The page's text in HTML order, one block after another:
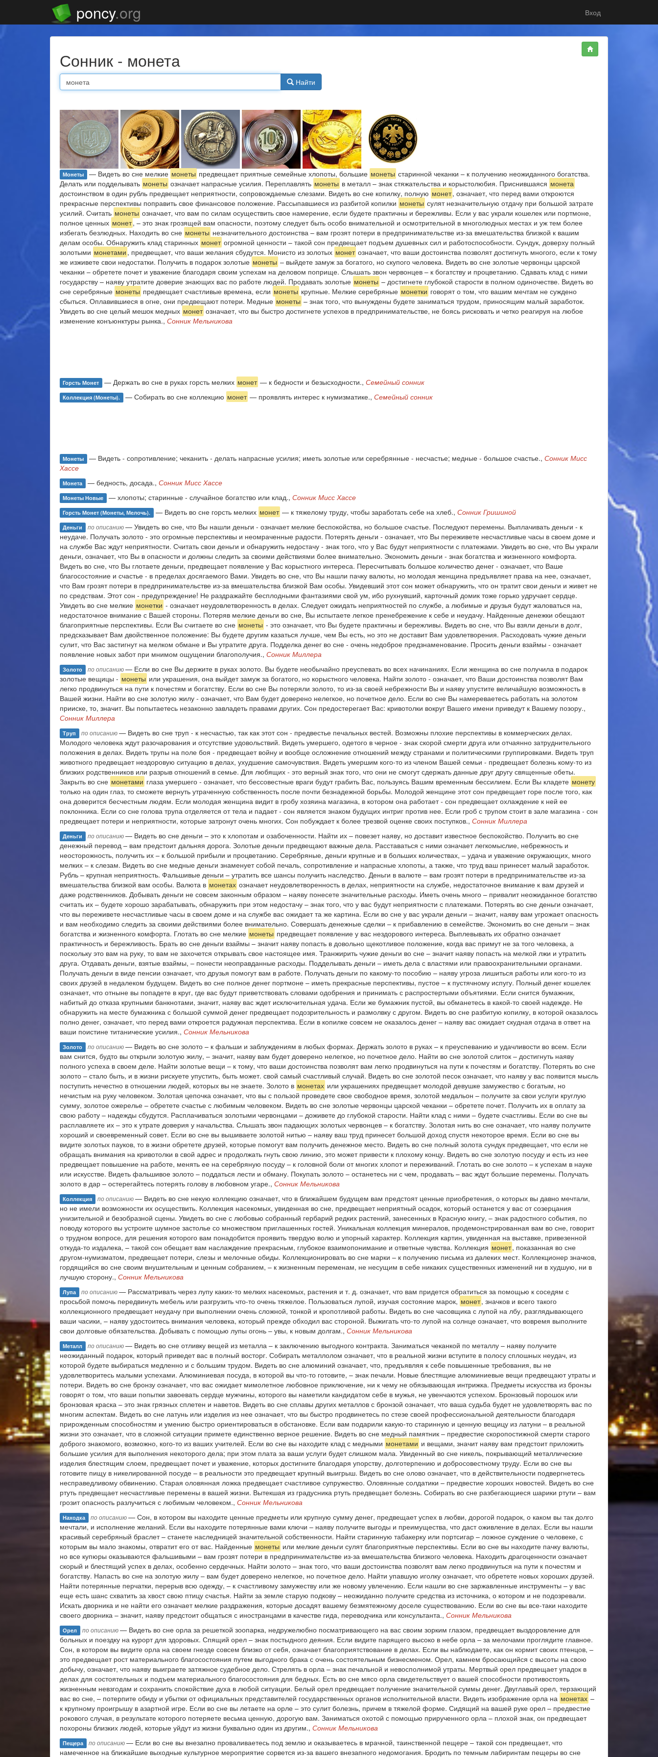
poncy.org Вход
Сонник - монета
Найти
Монеты — Видеть во сне мелкие монеты предвещает приятные семейные хлопоты, большие монеты старинной чеканки – к получению неожиданного богатства.
Делать или подделывать монеты означает напрасные усилия. Переплавлять монеты в металл – знак стяжательства и корыстолюбия. Приснившаяся монета
достоинством в один рубль предвещает неприятности, сопровождаемые слезами. Видеть во сне копилку, полную монет, означает, что перед вами откроются
прекрасные перспективы поправить свое финансовое положение. Рассыпавшиеся из разбитой копилки монеты сулят незначительную отдачу при большой затрате
усилий. Считать монеты означает, что вам по силам осуществить свое намерение, если будете практичны и бережливы. Если у вас украли кошелек или портмоне,
полное ценных монет, – это знак грозящей вам опасности, поэтому следует быть особо внимательной и осмотрительной в многолюдных местах и уж тем более
избегать безлюдных. Находить во сне монеты незначительного достоинства – вам грозят потери в предпринимательстве из-за вмешательства близкой к вашим
делам особы. Обнаружить клад старинных монет огромной ценности – такой сон предвещает подъем душевных сил и работоспособности. Сундук, доверху полный
золотыми монетами , предвещает, что ваши желания сбудутся. Монисто из золотых монет означает, что ваши достоинства позволят достигнуть многого, если к тому
же изживете свои недостатки. Получить в подарок золотые монеты – выйдете замуж за богатого, но скупого человека. Видеть во сне золотые червонцы царской
чеканки – обретете почет и уважение благодаря своим успехам на деловом поприще. Слышать звон червонцев – к богатству и процветанию. Сдавать клад с ними
государству – наяву утратите доверие знающих вас по работе людей. Продавать золотые монеты – достигнете глубокой старости в полном одиночестве. Видеть во
сне серебряные монеты предвещает счастливые времена, если монеты крупные. Мелкие серебряные монетки говорят о том, что вашим мечтам не суждено
сбыться. Оплавившиеся в огне, они предвещают потери. Медные монеты – знак того, что вынуждены будете заниматься трудом, приносящим малый заработок.
Увидеть во сне целый мешок медных монет означает, что вы быстро достигнете успехов в предпринимательстве, не боясь рисковать и четко реагируя на любое
изменение конъюнктуры рынка., Сонник Мельникова
Горсть Монет — Держать во сне в руках горсть мелких монет — к бедности и безысходности., Семейный сонник
Коллекция (монеты). — Собирать во сне коллекцию монет — проявлять интерес к нумизматике., Семейный сонник
Монеты — Видеть - сопротивление; чеканить - делать напрасные усилия; иметь золотые или серебрянные - несчастье; медные - большое счастье., Сонник Мисс
Хассе
Монета — бедность, досада., Сонник Мисс Хассе
Монеты Новые — хлопоты; старинные - случайное богатство или клад., Сонник Мисс Хассе
Горсть Монет (монеты, Мелочь). — Видеть во сне горсть мелких монет — к тяжелому труду, чтобы заработать себе на хлеб., Сонник Гришиной
Деньги по описанию— Увидеть во сне, что Вы нашли деньги - означает мелкие беспокойства, но большое счастье. Последуют перемены. Выплачивать деньги - к
неудаче. Получать золото - это огромные перспективы и неомраченные радости. Потерять деньги - означает, что Вы переживете несчастливые часы в своем доме и
на службе Вас ждут неприятности. Считать свои деньги и обнаружить недостачу - знак того, что у Вас будут неприятности с платежами. Увидеть во сне, что Вы украли
деньги, означает, что Вы в опасности и должны следить за своими действиями более внимательно. Экономить деньги - знак богатства и жизненного комфорта.
Видеть во сне, что Вы глотаете деньги, предвещает появление у Вас корыстного интереса. Пересчитывать большое количество денег - означает, что Ваше
благосостояние и счастье - в пределах досягаемого Вами. Увидеть во сне, что Вы нашли пачку валюты, но молодая женщина предъявляет права на нее, означает,
что Вам грозят потери в предпринимательстве из-за вмешательства близкой Вам особы. Увидевший этот сон может обнаружить, что он тратит свои деньги и живет не
по средствам. Этот сон - предупреждение! Не раздражайте бесплодными фантазиями свой ум, ибо рухнувший, карточный домик тоже горько удручает сердце.
Увидеть во сне мелкие монетки - означает неудовлетворенность в делах. Следует ожидать неприятностей по службе, а любимые и друзья будут жаловаться на,
недостаточное внимание с Вашей стороны. Потеряв мелкие деньги во сне, Вы испытаете легкое пренебрежение к себе и неудачу. Найденные денежки обещают
благоприятные перспективы. Если Вы считаете во сне монеты - это означает, что Вы будете практичны и бережливы. Видеть во сне, что Вы взяли деньги в долг,
предсказывает Вам двойственное положение: Вы будете другим казаться лучше, чем Вы есть, но это не доставит Вам удовлетворения. Расходовать чужие деньги
сулит, что Вас застигнут на мелком обмане и Вы утратите друга. Подделка денег во сне - очень недоброе предзнаменование. Просить деньги взаймы - означает
появление новых забот при мнимом ощущении благополучия., Сонник Миллера
Золото по описанию— Если во сне Вы держите в руках золото. Вы будете необычайно преуспевать во всех начинаниях. Если женщина во сне получила в подарок
золотые вещицы - монеты или украшения, она выйдет замуж за богатого, но корыстного человека. Найти золото - означает, что Ваши достоинства позволят Вам
легко продвинуться на пути к почестям и богатству. Если во сне Вы потеряли золото, то из-за своей небрежности Вы и наяву упустите величайшую возможность в
Вашей жизни. Найти во сне золотую жилу - означает, что Вам будет доверено нелегкое, но почетное дело. Если во сне Вы намереваетесь работать на золотом
прииске, то, значит. Вы попытаетесь незаконно завладеть правами других. Сон предостерегает Вас: кривотолки вокруг Вашего имени приведут к Вашему позору.,
Сонник Миллера
Труп по описанию— Видеть во сне труп - к несчастью, так как этот сон - предвестье печальных вестей. Возможны плохие перспективы в коммерческих делах.
Молодого человека ждут разочарования и отсутствие удовольствий. Видеть умершего, одетого в черное - знак скорой смерти друга или отчаянно затруднительного
положения в делах. Видеть трупы на поле боя - предвещает войну и вообще осложнение отношений между странами и политическими группировками. Видеть труп
животного предвещает нездоровую ситуацию в делах, ухудшение самочувствия. Видеть умершим кого-то из членом Вашей семьи - предвещает болезнь кому-то из
близких родственников или разрыв отношений в семье. Для любящих - это верный знак того, что они не смогут сдержать данные друг другу священные обеты.
Закрыть во сне монетами глаза умершего - означает, что бессовестные враги будут грабить Вас, пользуясь Вашим временным бессилием. Если Вы кладете монету
только на один глаз, то сможете вернуть утраченную собственность после почти безнадежной борьбы. Молодой женщине этот сон предвещает горе после того, как
она доверится бесчестным людям. Если молодая женщина видит в гробу хозяина магазина, в котором она работает - сон предвещает охлаждение к ней ее
поклонника. Если со сне голова трупа отделяется от тела и падает - сон является знаком будущих интриг против нее. Если гроб с трупом стоит в зале магазина - сон
предвещает потери и неприятности, которые затронут очень многих. Сон побуждает к более трезвой оценке своих поступков., Сонник Миллера
Деньги по описанию— Видеть во сне деньги – это к хлопотам и озабоченности. Найти их – повезет наяву, но доставит известное беспокойство. Получить во сне
денежный перевод – вам предстоит дальняя дорога. Золотые деньги предвещают важные дела. Расставаться с ними означает легкомыслие, небрежность и
неосторожность, получить их – к большой прибыли и процветанию. Серебряные, деньги крупные и в больших количествах, – удача и уважение окружающих, много
мелких – к слезам. Видеть во сне медные деньги знаменует собой печаль, сопротивление и напрасные хлопоты, а также, что труд ваш принесет малый заработок.
Рубль – крупная неприятность. Фальшивые деньги – утратить все шансы получить наследство. Деньги в валюте – вам грозят потери в предпринимательстве из-за
вмешательства близкой вам особы. Валюта в монетах означает неудовлетворенность в делах, неприятности на службе, недостаточное внимание к вам друзей и
даже родственников. Добывать деньги не совсем законным образом – наяву понесете значительные расходы. Иметь очень много – привалит неожиданное богатство
считать их – будете хорошо зарабатывать, обнаружить при этом недостачу – знак того, что у вас будут неприятности с платежами. Потерять во сне деньги означает,
что вы переживете несчастливые часы в своем доме и на службе вас ожидает та же картина. Если во сне у вас украли деньги – значит, наяву вам угрожает опасность
и вам необходимо следить за своими действиями более внимательно. Совершать денежные сделки – к прибавлению в семействе. Экономить во сне деньги – знак
богатства и жизненного комфорта. Глотать во сне мелкие монеты предвещает появление у вас нездорового интереса. Выплевывать их обратно означает
практичность и бережливость. Брать во сне деньги взаймы – значит наяву попасть в довольно щекотливое положение, когда вас примут не за того человека, а
поскольку это вам на руку, то вам не захочется открывать свое настоящее имя. Транжирить чужие деньги во сне – значит наяву попасть на мелкой лжи и утратить
друга. Отдавать деньги, взятые взаймы, – понести неоправданные расходы. Подделывать деньги – иметь дела с властями или правоохранительными органами.
Получать деньги в виде пенсии означает, что друзья помогут вам в работе. Получать деньги по какому-то пособию – наяву угроза лишиться работы или кого-то из
своих друзей в недалеком будущем. Видеть во сне полное денег портмоне – иметь прекрасные перспективы, пустое – к пустячному испугу. Полный денег кошелек
означает, что отныне вы попадете в круг, где вас будут приветствовать словами одобрения и принимать с распростертыми объятиями. Если снится бумажник,
набитый до отказа крупными банкнотами, значит, наяву вас ждет исключительная удача. Если же бумажник пустой, вы обманетесь в какой-то своей надежде. Не
обнаружить на месте бумажника с большой суммой денег предвещает подозрительность и размолвку с другом. Видеть во сне разбитую копилку, в которой оказалось
полно денег, означает, что перед вами откроется радужная перспектива. Если в копилке совсем не оказалось денег – наяву вас ожидает скудная отдача в ответ на
ваши поистине титанические усилия., Сонник Мельникова
Золото по описанию— Видеть во сне золото – к фальши и заблуждениям в любых формах. Держать золото в руках – к преуспеванию и удачливости во всем. Если
вам снится, будто вы открыли золотую жилу, – значит, наяву вам будет доверено нелегкое, но почетное дело. Найти во сне золотой слиток – достигнуть наяву
полного успеха в своем деле. Найти золотые вещи – к тому, что ваши достоинства позволят вам легко продвинуться на пути к почестям и богатству. Потерять во сне
золото – стало быть, и в жизни рискуете упустить, быть может. свой самый счастливый случай. Видеть во сне золотой песок означает, что наяву у вас появится мысль
поступить нечестно в отношении людей, которых вы не знаете. Золото в монетах или украшениях предвещает молодой девушке замужество с богатым, но
нечистым на руку человеком. Золотая цепочка означает, что вы с пользой проведете свое свободное время, золотой медальон – получите за свои услуги круглую
сумму, золотое ожерелье – обретете счастье с любимым человеком. Видеть во сне золотые червонцы царской чеканки – обретете почет. Получить их в оплату за
свою работу – надежды сбудутся. Расплачиваться золотыми червонцами – доживете до глубокой старости. Найти клад с ними – будете счастливы. Если во сне вы
расплавляете их – это к утрате доверия у начальства. Слышать звон падающих золотых червонцев – к богатству. Золотая нить во сне означает, что наяву получите
хороший и своевременный совет. Если во сне вы вышиваете золотой нитью – наяву ваш труд принесет большой доход спустя некоторое время. Если во сне вы
видите золотых пауков, то в жизни обретете друзей, которые помогут вам получить денежное место. Видеть во сне полный золота сундук предвещает, что если не
обращать внимания на кривотолки в свой адрес и продолжать гнуть свою линию, это может привести к плохому концу. Видеть во сне золотую посуду и есть из нее
предвещает повышение на работе, менять ее на серебряную посуду – к головной боли от многих хлопот и переживаний. Глотать во сне золото – к успехам в науке
или искусстве. Видеть фальшивое золото – поддаться лести и обману. Покупать золото – останетесь ни с чем, продавать – вас ждут большие перемены. Получать
золото в дар – остерегайтесь потерять голову в любовном угаре., Сонник Мельникова
Коллекция по описанию— Видеть во сне некую коллекцию означает, что в ближайшем будущем вам предстоят ценные приобретения, о которых вы давно мечтали,
но не имели возможности их осуществить. Коллекция насекомых, увиденная во сне, предвещает неприятный осадок, который останется у вас от созерцания
унизительной и безобразной сцены. Увидеть во сне с любовью собранный гербарий редких растений, занесенных в Красную книгу, – знак радостного события, по
поводу которого вы устроите шумное застолье со множеством приглашенных гостей. Уникальная коллекция минералов, продемонстрированная вам во сне, говорит
о трудном вопросе, для решения которого вам понадобится проявить твердую волю и упорный характер. Коллекция картин, увиденная на выставке, привезенной
откуда-то издалека, – такой сон обещает вам наслаждение прекрасным, глубокое взаимопонимание и ответные чувства. Коллекция монет, показанная во сне
другом-нумизматом, предвещает потери, слезы и мелочные обиды. Коллекционировать во сне марки – к получению письма из далеких мест. Коллекционер значков,
гордящийся во сне своим внушительным и ценным собранием, – к жизненным переменам, не несущим в себе никаких существенных изменений ни в худшую, ни в
лучшую сторону., Сонник Мельникова
Лупа по описанию— Рассматривать через лупу каких-то мелких насекомых, растения и т. д. означает, что вам придется обратиться за помощью к соседям с
просьбой помочь передвинуть мебель или разгрузить что-то очень тяжелое. Пользоваться лупой, изучая состояние марок, монет, значков и всего такого
коллекционного предвещает неудачу при выполнении очень сложной, тонкой и кропотливой работы. Видеть во сне часовщика с лупой на лбу, разглядывающего
ваши часики, – наяву удостоитесь внимания человека, который прежде обходил вас стороной. Выжигать что-то лупой на солнце означает, что вовремя выполните
свои долговые обязательства. Добывать с помощью лупы огонь – увы, к новым долгам., Сонник Мельникова
Металл по описанию— Видеть во сне отливку вещей из металла – к заключению выгодного контракта. Заниматься чеканкой по металлу – наяву получите
неожиданный подарок, который приведет вас в полный восторг. Собирать металлолом означает, что в реальной жизни вступите в полосу сплошных неудач, из
которой будете выбираться медленно и с большим трудом. Видеть во сне алюминий означает, что, предъявляя к себе повышенные требования, вы не
удовлетворитесь малыми успехами. Алюминиевая посуда, в которой вы что-то готовите, – знак печали. Новые блестящие алюминиевые вещи предвещают утраты и
потери. Видеть во сне бронзу означает, что вас ожидает мимолетное любовное приключение, ни к чему не обязывающая интрижка. Предметы искусства из бронзы
говорят о том, что ваши попытки завоевать сердце мужчины, которого вы наметили кандидатом себе в мужья, не увенчаются успехом. Бронзовый порошок или
бронзовая краска – это знак грязных сплетен и наветов. Видеть во сне сплавы других металлов с бронзой означает, что ваша судьба будет не удовлетворять вас по
многим аспектам. Видеть во сне латунь или изделия из нее означает, что вы быстро продвинетесь по стезе своей профессиональной деятельности благодаря
прирожденным способностям и умению быстро ориентироваться в обстановке. Если вам подарили какую-то старинную и ценную вещицу из латуни – в реальной
жизни это означает, что в сложной ситуации примете единственно верное решение. Видеть во сне медный памятник – предвестие скоропостижной смерти старого
доброго знакомого, возможно, кого-то из ваших учителей. Если во сне вы находите клад с медными монетами и вещами, значит наяву вам предстоит приложить
большие усилия для выполнения некоторого дела; при этом плата за ваши услуги будет слишком мала. Увиденный во сне никель, покрывающий металлические
изделия блестящим слоем, предвещает почет и уважение, которых достигните благодаря упорству, долготерпению и добросовестному труду. Если во сне вы
готовите пищу в никелированной посуде – в реальности это предвещает крупный выигрыш. Видеть во сне олово означает, что в действительности подвергнетесь
несправедливому обвинению. Старая оловянная ложка предвещает счастливое супружество. Оловянные солдатики – предвестие хороших новостей. Видеть во сне
ртуть предвещает несчастливые перемены в вашей жизни. Вытекшая из градусника ртуть предвещает болезнь. Собирать во сне разбегающиеся шарики ртути – вам
грозит опасность разлучиться с любимым человеком., Сонник Мельникова
Находка по описанию— Сон, в котором вы находите ценные предметы или крупную сумму денег, предвещает успех в любви, дорогой подарок, о каком вы так долго
мечтали, и исполнение желаний. Если вы находите потерянные вами ключи – наяву получите выгоды и преимущества, что даст оживление в делах. Если вы нашли
красивый серебряный браслет – станете наследницей значительной собственности. Найти старинную табакерку или портсигар – ложное суждение о человеке, с
которым вы мало знакомы, отвратит его от вас. Найденные монеты или мелкие деньги сулят благоприятные перспективы. Если во сне вы находите пачку валюты,
но все купюры оказываются фальшивыми – вам грозят потери в предпринимательстве из-за вмешательства близкого человека. Находить драгоценности означает
скорый и блестящий успех в делах, особенно сердечных. Найти золото – знак того, что ваши достоинства позволят вам легко продвинуться на пути к почестям и
богатству. Напасть во сне на золотую жилу – вам будет доверено нелегкое, но почетное дело. Найти упавшую иголку означает, что обретете новых хороших друзей.
Найти потерянные перчатки, перерыв всю одежду, – к счастливому замужеству или же новому увлечению. Если нашли во сне заржавленные инструменты – у вас
еще есть шанс схватить за хвост свою птицу счастья. Найти за земле старую подкову – неожиданно получите средства из источника, о котором и не подозревали.
Искать дворника и не найти его означает мелкие раздражения, которые досадят вашему безмятежному доселе существованию. Если во сне вы все-таки находите
своего дворника – значит, наяву предстоит общаться с иностранцами в качестве гида, переводчика или консультанта., Сонник Мельникова
Орел по описанию— Видеть во сне орла за решеткой зоопарка, недружелюбно посматривающего на вас своим зорким глазом, предвещает выздоровление для
больных и поездку на курорт для здоровых. Спящий орел – знак постыдного деяния. Если видите парящего высоко в небе орла – за мелочами проглядите главное.
Сон, в котором вы видите орла на своем гнезде совсем близко от себя, означает благоприятствование в делах. Если вы наблюдаете, как он кормит своих птенцов, –
это предвещает рост материального благосостояния путем выгодного брака с очень состоятельным бизнесменом. Орел, камнем бросающийся с высоты на свою
добычу, означает, что наяву выиграете затяжное судебное дело. Стрелять в орла – знак печальной и невосполнимой утраты. Мертвый орел предвещает упадок в
делах для состоятельных и подъем материального благосостояния для бедных. Есть во сне мясо орла свидетельствует о вашей способности противостоять
жизненным невзгодам и сохранить спокойствие духа в любой ситуации. Белый орел предвещает получение значительной суммы денег. Двуглавый орел, терзающий
вас во сне, – потерпите обиду и убытки от официальных представителей государственных органов исполнительной власти. Видеть изображение орла на монетах –
к крупному проигрышу в азартной игре. Если во сне вы летаете на орле – это сулит болезнь, причем в тяжелой форме. Сидящий на вашей руке орел – предвестие
рокового случая, в результате которого потеряете весьма ценную, дорогую вам. Заниматься охотой с помощью прирученного орла – плохой знак, он предвещает
похороны близких людей, которые уйдут из жизни буквально один из другим., Сонник Мельникова
Пещера по описанию— Если во сне вы внезапно проваливаетесь под землю и оказываетесь в мрачной, таинственной пещере – такой сон предвещает, что
намеченное на ближайшие выходные культурное мероприятие сорвется из-за вашего внезапного недомогания. Бродить по темным лабиринтам пещеры во сне